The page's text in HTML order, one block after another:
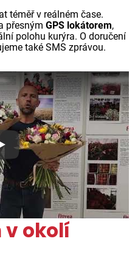
téměř v reálném čase.
přesným GPS lokátorem,
polohu kurýra. O doručení
také SMS zprávou.
jsou květiny z Florea
v okolí